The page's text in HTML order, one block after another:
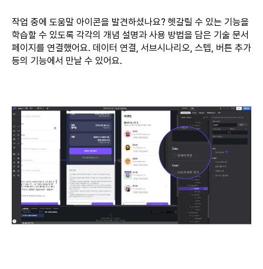
작업 중에 도움말 아이콘을 발견하셨나요? 헷갈릴 수 있는 기능을
학습할 수 있도록 각각의 개념 설명과 사용 방법을 담은 기술 문서
페이지를 연결했어요. 데이터 연결, 서브시나리오, 스텝, 버튼 추가
등의 기능에서 만날 수 있어요.